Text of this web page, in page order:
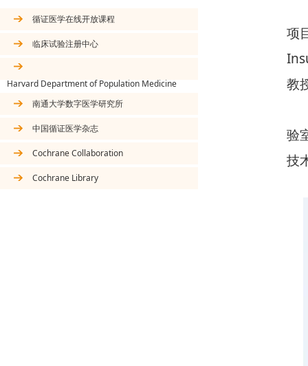
循证医学在线开放课程
临床试验注册中心
Harvard Department of Population Medicine
南通大学数字医学研究所
中国循证医学杂志
Cochrane Collaboration
Cochrane Library
项
教
验
技